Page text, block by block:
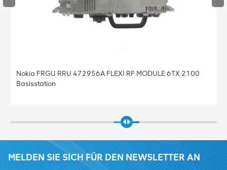
Nokia RRU FXED Board 492924A FLEXI RF MODUL 6TX
1800
MELDEN SIE SICH FÜR DEN NEWSLETTER AN